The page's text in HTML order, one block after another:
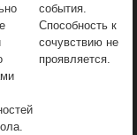
события.
Способность к
сочувствию не
проявляется.